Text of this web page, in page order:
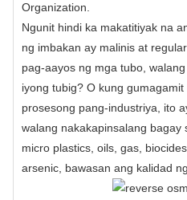
Organization.
Ngunit hindi ka makatitiyak na
ng imbakan ay malinis at
pag-aayos ng mga tubo,
iyong tubig? O kung
prosesong pang-industriya, ito
walang nakakapinsalang bagay
micro plastics, oils, gas,
arsenic, bawasan ang kalidad